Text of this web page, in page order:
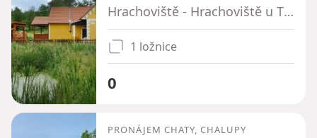
Hrachoviště - Hrachoviště u Třeboně, Jihočeský kraj
1 ložnice
0
PRONÁJEM CHATY, CHALUPY